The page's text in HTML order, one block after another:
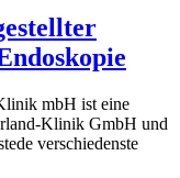
mbH ist eine
Klinik GmbH und
verschiedenste